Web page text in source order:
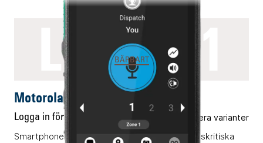
LEX L11
BÄRBART
Motorola LEX L11
Logga in för pris Flera varianter
Smartphone med PTT-reglage för verksamhetskritiska